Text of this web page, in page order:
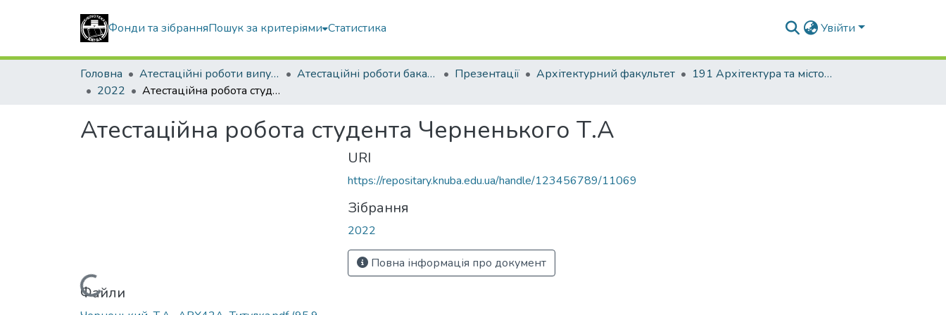
Фонди та зібранняПошук за критеріями Статистика Увійти
Головна Атестаційні роботи випускників Атестаційні роботи бакалаврів Презентації Архітектурний факультет
191 Архітектура та містобудування
2022
Атестаційна робота студента Черненького Т.А
Атестаційна робота студента Черненького Т.А
Файли
URI
https://repositary.knuba.edu.ua/handle/123456789/11069
Зібрання
2022
Повна інформація про документ